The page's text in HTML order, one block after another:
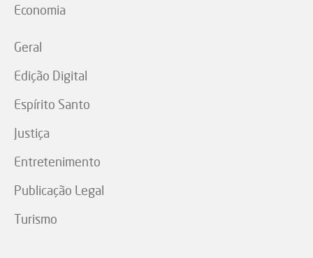
Economia
Geral
Edição Digital
Espírito Santo
Justiça
Entretenimento
Publicação Legal
Turismo